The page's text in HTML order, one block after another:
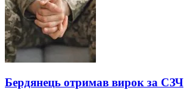
Бердянець отримав вирок за СЗЧ